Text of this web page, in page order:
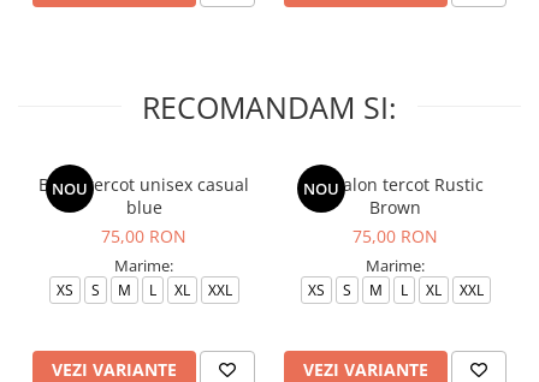
RECOMANDAM SI:
NOU
Bluza tercot unisex casual
blue
75,00 RON
Marime:
XS S M L XL XXL
VEZI VARIANTE
NOU
Pantalon tercot Rustic
Brown
75,00 RON
Marime:
XS S M L XL XXL
VEZI VARIANTE